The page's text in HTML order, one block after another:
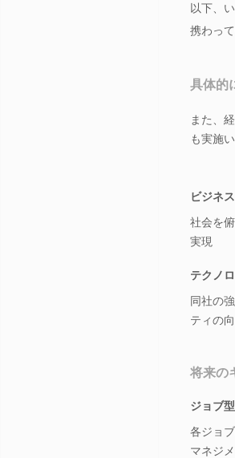
以下、
携わっ
具体的
また、
も実施
ビジネ
社会を
実現
テクノ
同社の
ティの
将来の
ジョブ
各ジョ
マネジ